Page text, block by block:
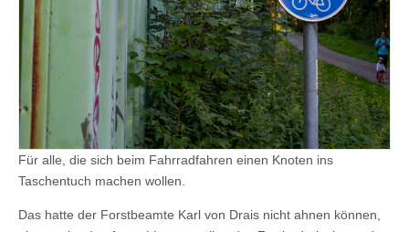
Für alle, die sich beim Fahrradfahren einen Knoten ins
Taschentuch machen wollen.
Das hatte der Forstbeamte Karl von Drais nicht ahnen können,